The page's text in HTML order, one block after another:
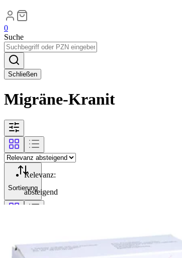
0
Suche
Schließen
Migräne-Kranit
Sortierung
Relevanz:
absteigend